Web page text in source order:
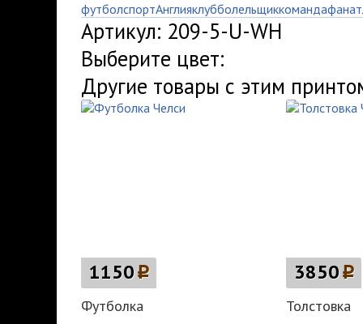
футболспортАнглияклубболельщиккомандафанат
Артикул: 209-5-U-WH
Выберите цвет:
Другие товары с этим
1150p
Футболка
3850p
Толстовка